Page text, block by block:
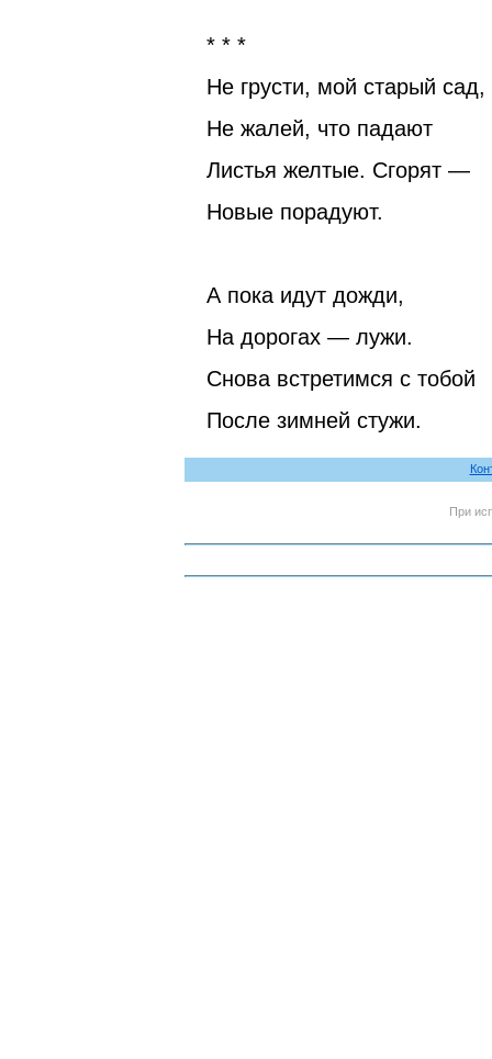
* * *
Не грусти, мой старый сад,
Не жалей, что падают
Листья желтые. Сгорят —
Новые порадуют.
А пока идут дожди,
На дорогах — лужи.
Снова встретимся с тобой
После зимней стужи.
При